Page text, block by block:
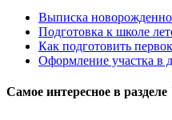
Выписка
Подготовка к школе
Как подготовить
Оформление участка в
Самое интересное в